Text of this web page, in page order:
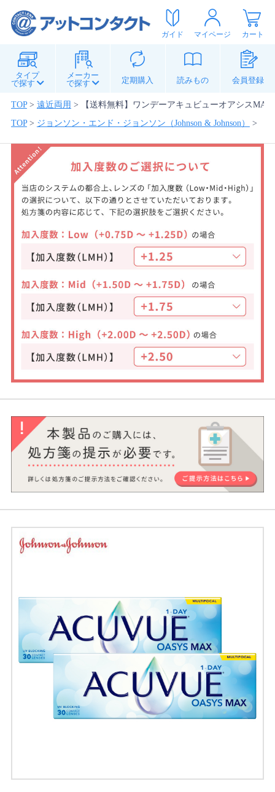
ガイド マイページ カート
タイプ
で探す
メーカー
で探す
定期購入 読みもの 会員登録
TOP> 遠近両用 >
【送料無料】ワンデーアキュビューオアシス
TOP> ジョンソン・エンド・ジョンソン（Johnson & Johnson） >